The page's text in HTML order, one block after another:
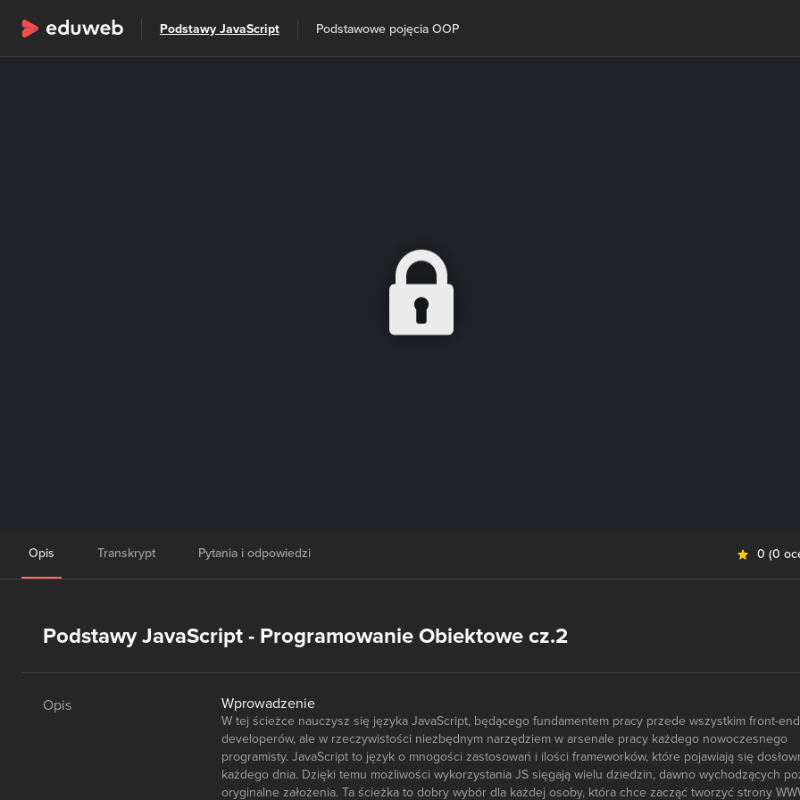
Wszystkie kategorie Szkolenia
Podstawy JavaScript Podstawowe pojęcia OOP
Opis Transkrypt Pytania i odpowiedzi 0 (0
Podstawy JavaScript - Programowanie Obiektowe cz.2
Opis Wprowadzenie
W tej ścieżce nauczysz się języka JavaScript, będącego fundamentem pracy przede wszystkim front-end
developerów, ale w rzeczywistości niezbędnym narzędziem w arsenale pracy każdego nowoczesnego
programisty. JavaScript to język o mnogości zastosowań i ilości frameworków, które pojawiają się
każdego dnia. Dzięki temu możliwości wykorzystania JS sięgają wielu dziedzin, dawno wychodzących
oryginalne założenia. Ta ścieżka to dobry wybór dla każdej osoby, która chce zacząć tworzyć strony